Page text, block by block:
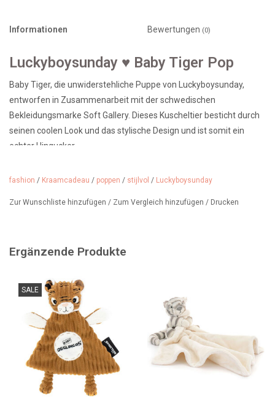
Informationen Bewertungen (0)
Luckyboysunday ♥ Baby Tiger Pop
Baby Tiger, die unwiderstehliche Puppe von Luckyboysunday,
entworfen in Zusammenarbeit mit der schwedischen
Bekleidungsmarke Soft Gallery. Dieses Kuscheltier besticht durch
seinen coolen Look und das stylische Design und ist somit ein
echter Hingucker.
ist aber auch ein schönes Dekostück. Die Puppe ist waschbar.
Geeignet ab 0 Monaten, ein perfektes Mutterschaftsgeschenk.
Wir verkaufen noch mehr Luckyboysunday in unserem Laden.
fashion / Kraamcadeau / poppen / stijlvol / Luckyboysunday
Zur Wunschliste hinzufügen / Zum Vergleich hinzufügen / Drucken
Ergänzende Produkte
SALE